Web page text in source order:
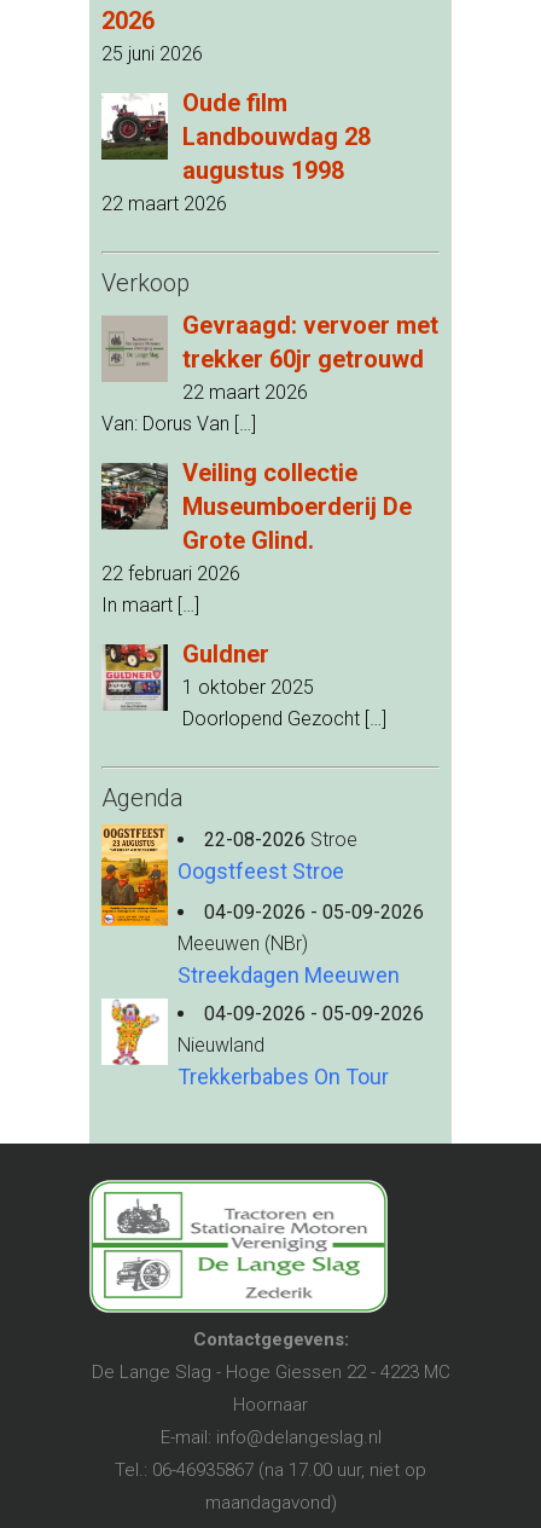
2026
25 juni 2026
Oude film
Landbouwdag 28
augustus 1998
22 maart 2026
Verkoop
Gevraagd: vervoer met
trekker 60jr getrouwd
22 maart 2026
Van: Dorus Van […]
Veiling collectie
Museumboerderij De
Grote Glind.
22 februari 2026
In maart […]
Guldner
1 oktober 2025
Doorlopend Gezocht […]
Agenda
22-08-2026 Stroe
Oogstfeest Stroe
04-09-2026 - 05-09-2026
Meeuwen (NBr)
Streekdagen Meeuwen
04-09-2026 - 05-09-2026
Nieuwland
Trekkerbabes On Tour
Contactgegevens:
De Lange Slag - Hoge Giessen 22 - 4223 MC
Hoornaar
E-mail: info@delangeslag.nl
Tel.: 06-46935867 (na 17.00 uur, niet op
maandagavond)